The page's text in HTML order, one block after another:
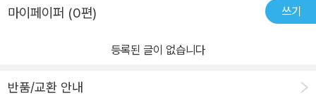
마이페이퍼 (0편) 쓰기
등록된 글이 없습니다
반품/교환 안내